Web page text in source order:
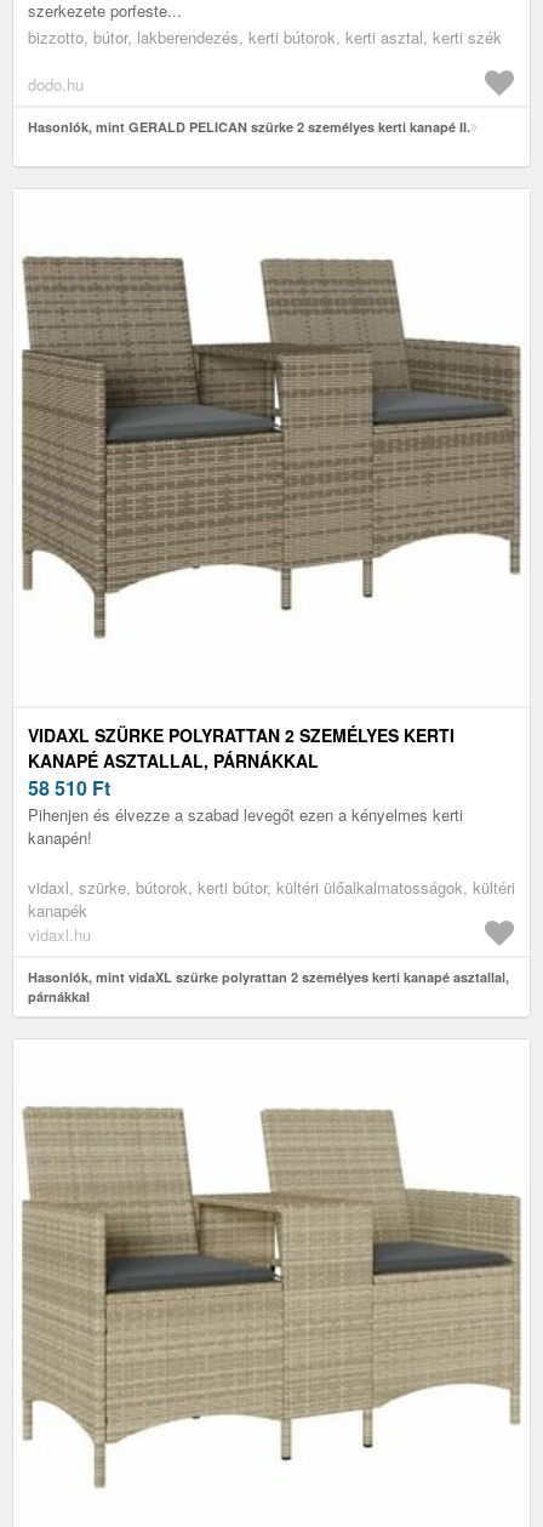
szerkezete porfeste...
bizzotto, bútor, lakberendezés, kerti bútorok, kerti asztal, kerti szék
dodo.hu
Hasonlók, mint GERALD PELICAN szürke 2 személyes kerti kanapé II.
VIDAXL SZÜRKE POLYRATTAN 2 SZEMÉLYES KERTI
KANAPÉ ASZTALLAL, PÁRNÁKKAL
58 510 Ft
Pihenjen és élvezze a szabad levegőt ezen a kényelmes kerti
kanapén!
vidaxl, szürke, bútorok, kerti bútor, kültéri ülőalkalmatosságok, kültéri
kanapék
vidaxl.hu
Hasonlók, mint vidaXL szürke polyrattan 2 személyes kerti kanapé asztallal,
párnákkal